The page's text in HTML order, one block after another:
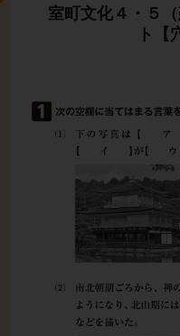
室町文化４・５
ト【